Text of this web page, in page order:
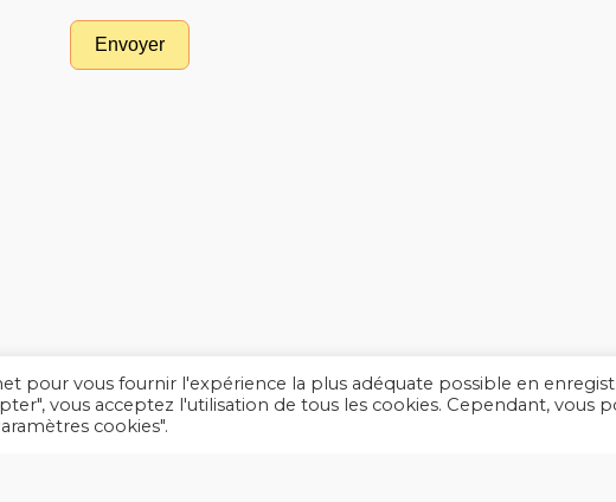
Envoyer
pour vous fournir l'expérience la plus adéquate possible en
vous acceptez l'utilisation de tous les cookies. Cependant, vous
cookies".